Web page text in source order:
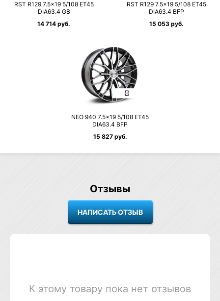
RST R129 7.5×19 5/108 ET45
DIA63.4 GB
14 714 руб.
RST R129 7.5×19 5/108 ET45
DIA63.4 BFP
15 053 руб.
NEO 940 7.5×19 5/108 ET45
DIA63.4 BFP
15 827 руб.
Отзывы
К этому товару пока нет отзывов